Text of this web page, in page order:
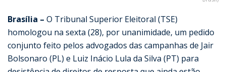
Brasília – O Tribunal Superior Eleitoral (TSE)
homologou na sexta (28), por unanimidade, um pedido
conjunto feito pelos advogados das campanhas de Jair
Bolsonaro (PL) e Luiz Inácio Lula da Silva (PT) para